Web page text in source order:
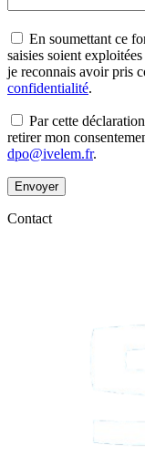
En soumettant ce
saisies soient
je reconnais avoir pris
confidentialité.
Par cette
retirer mon
dpo@ivelem.fr.
Envoyer
Contact